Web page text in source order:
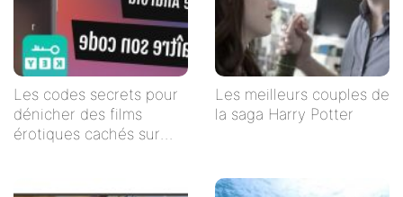
Les codes secrets pour
dénicher des films
érotiques cachés sur
Les meilleurs couples de
la saga Harry Potter